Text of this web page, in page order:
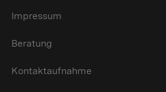
Impressum
Beratung
Kontaktaufnahme